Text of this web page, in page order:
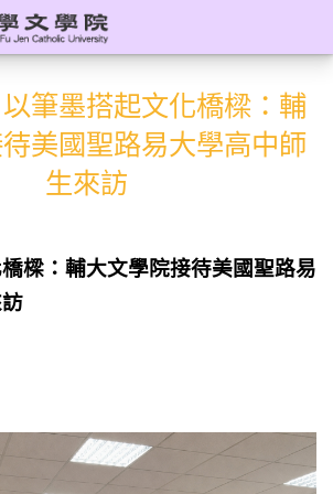
以筆墨搭起文化橋樑：輔
美國聖路易大學高中師
生來訪
樑：輔大文學院接待美國聖路易